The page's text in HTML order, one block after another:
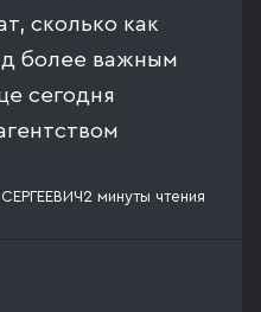
сколько как
более важным
сегодня
2 минуты чтения